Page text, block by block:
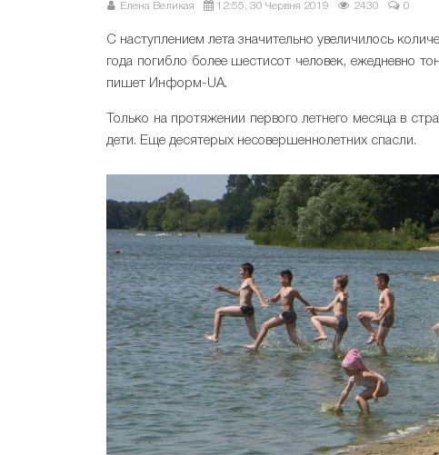
Елена Великая 12:55, 30 Червня 2019 2430 0
С наступлением лета значительно увеличилось
года погибло более шестисот человек, ежедневно
пишет Информ-UA.
Только на протяжении первого летнего месяца в
дети. Еще десятерых несовершеннолетних спасли.